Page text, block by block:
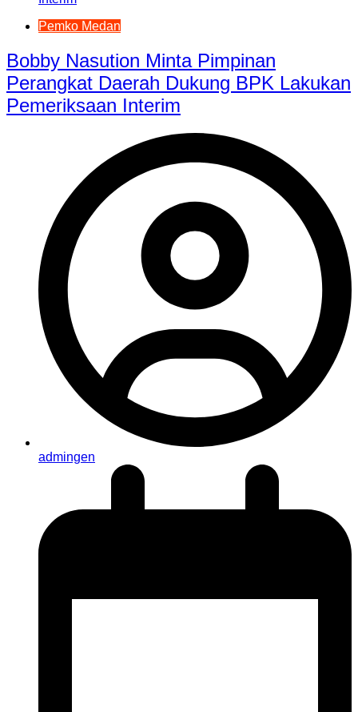
Pemko Medan
Bobby Nasution Minta Pimpinan
Perangkat Daerah Dukung BPK Lakukan
Pemeriksaan Interim
admingen